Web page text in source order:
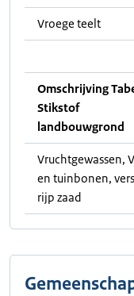
Vroege teelt
Omschrijving
Stikstof
landbouwgrond
Vruchtgewassen,
en tuinbonen,
rijp zaad